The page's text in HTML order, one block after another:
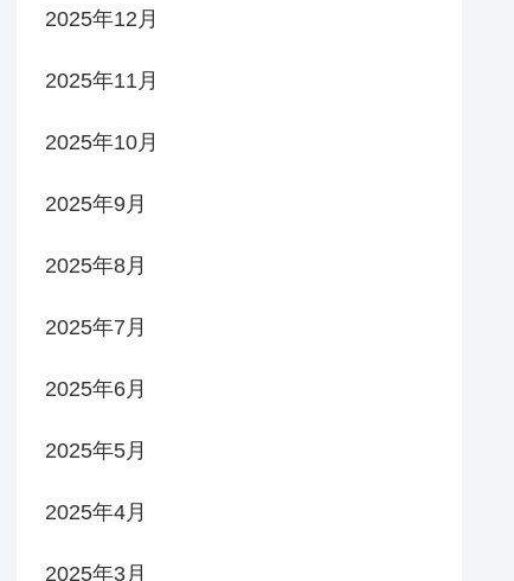
2025年12月
2025年11月
2025年10月
2025年9月
2025年8月
2025年7月
2025年6月
2025年5月
2025年4月
2025年3月